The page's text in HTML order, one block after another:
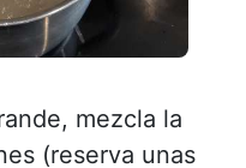
mezcla la
(reserva unas